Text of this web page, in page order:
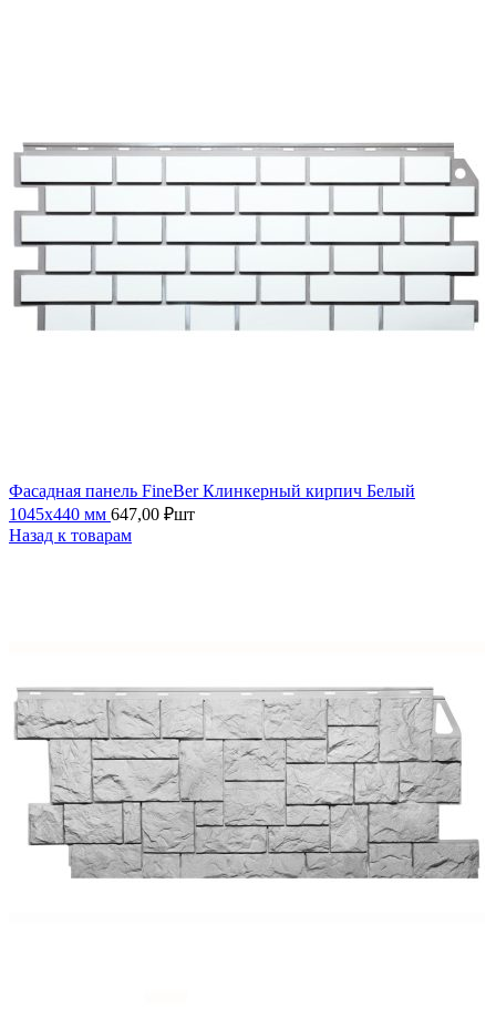
Фасадная панель FineBer Клинкерный кирпич Белый
1045х440 мм 647,00 ₽шт
Назад к товарам